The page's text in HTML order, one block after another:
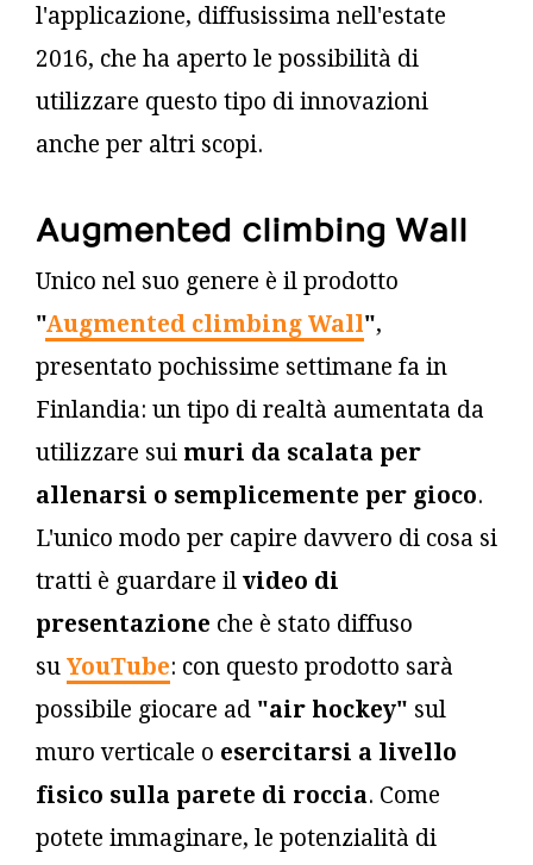
l'applicazione, diffusissima nell'estate
2016, che ha aperto le possibilità di
utilizzare questo tipo di innovazioni
anche per altri scopi.
Augmented climbing Wall
Unico nel suo genere è il prodotto
"Augmented climbing Wall",
presentato pochissime settimane fa in
Finlandia: un tipo di realtà aumentata da
utilizzare sui muri da scalata per
allenarsi o semplicemente per gioco.
L'unico modo per capire davvero di cosa si
tratti è guardare il video di
presentazione che è stato diffuso
su YouTube: con questo prodotto sarà
possibile giocare ad "air hockey" sul
muro verticale o esercitarsi a livello
fisico sulla parete di roccia. Come
potete immaginare, le potenzialità di